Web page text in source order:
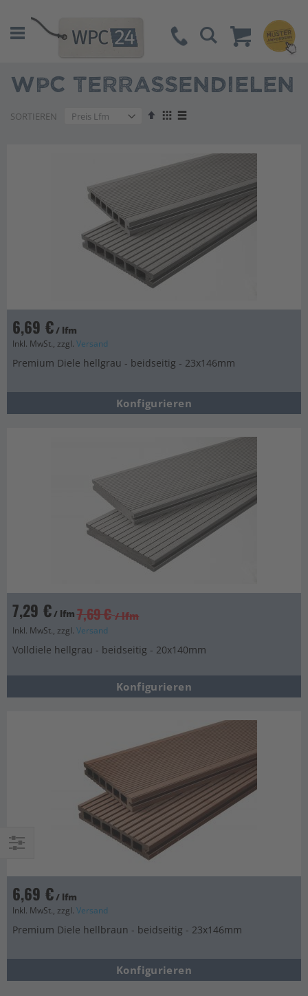
Suche
WPC TERRASSENDIELEN
SORTIEREN
AbsteigendAnzeigen
6,69 €/ lfm
Inkl. MwSt., zzgl. Versand
Premium Diele hellgrau - beidseitig - 23x146mm
Konfigurieren
7,29 €/ lfm 7,69 € / lfm
Inkl. MwSt., zzgl. Versand
Volldiele hellgrau - beidseitig - 20x140mm
Konfigurieren
6,69 €/ lfm
Inkl. MwSt., zzgl. Versand
Premium Diele hellbraun - beidseitig - 23x146mm
Konfigurieren